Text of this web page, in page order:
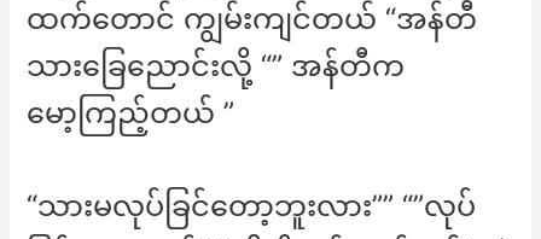
ထက်တောင် ကျွမ်းကျင်တယ် “အန်တီ
သားခြေညောင်းလို့ “” အန်တီက
မော့ကြည့်တယ် ”
“သားမလုပ်ခြင်တော့ဘူးလား”” “”လုပ်